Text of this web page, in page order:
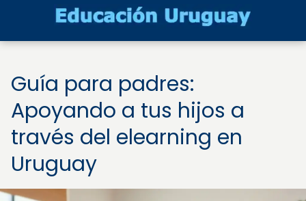
Guía para padres:
Apoyando a tus hijos a
través del elearning en
Uruguay